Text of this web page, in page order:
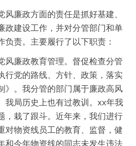
风廉政方面的责任是抓好基建、
政建设工作，并对分管部门和单
负责。主要履行了以下职责：
风廉政教育管理。督促检查分管
行党的路线、方针、政策，落实
》。我分管的部门属于廉政高风
我局历史上也有过教训。xx年我
，栽了跟斗。近年来，我们进行
对物资线员工的教育、监督，健
和今年物资线的同志未发生违法